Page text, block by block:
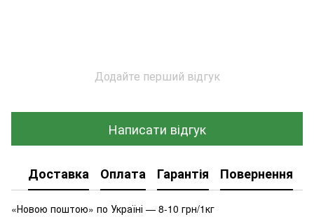
Додайте перший відгук
Написати відгук
Доставка Оплата Гарантія Повернення
«Новою поштою» по Україні — 8-10 грн/1кг